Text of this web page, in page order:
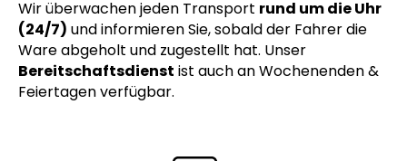
Wir überwachen jeden Transport rund um die Uhr
(24/7) und informieren Sie, sobald der Fahrer die
Ware abgeholt und zugestellt hat. Unser
Bereitschaftsdienst ist auch an Wochenenden &
Feiertagen verfügbar.